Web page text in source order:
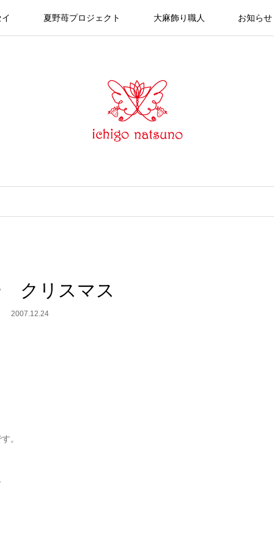
夏野苺プロジェクト 大麻飾り職人 お知らせ
クリスマス
2007.12.24
。